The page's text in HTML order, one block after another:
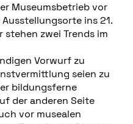
Museumsbetrieb vor
ins 21.
zwei Trends im
Vorwurf zu
seien zu
bildungsferne
der anderen Seite
vor musealen